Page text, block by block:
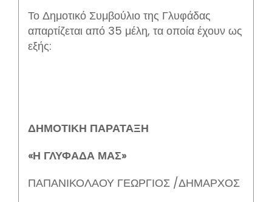
Το Δημοτικό Συμβούλιο της Γλυφάδας
απαρτίζεται από 35 μέλη, τα οποία έχουν ως
εξής:
ΔΗΜΟΤΙΚΗ ΠΑΡΑΤΑΞΗ
«Η ΓΛΥΦΑΔΑ ΜΑΣ»
ΠΑΠΑΝΙΚΟΛΑΟΥ ΓΕΩΡΓΙΟΣ /ΔΗΜΑΡΧΟΣ